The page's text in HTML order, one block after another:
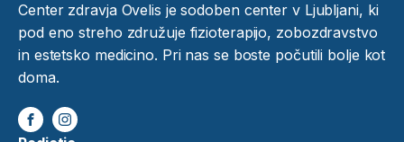
Center zdravja Ovelis je sodoben center v Ljubljani, ki
pod eno streho združuje fizioterapijo, zobozdravstvo
in estetsko medicino. Pri nas se boste počutili bolje kot
doma.